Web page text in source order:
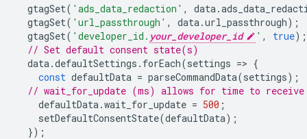
gtagSet( 'ads_data_redaction' , data.
gtagSet( 'url_passthrough' , data.url_passthrough);
gtagSet( 'developer_id. your_developer_id ' , true);
// Set default consent state(s)
data.defaultSettings . forEach(settings => {
const defaultData = parseCommandData(settings);
// wait_for_update (ms) allows for time to receive
defaultData.wait_for_update = 500 ;
setDefaultConsentState(defaultData);
});